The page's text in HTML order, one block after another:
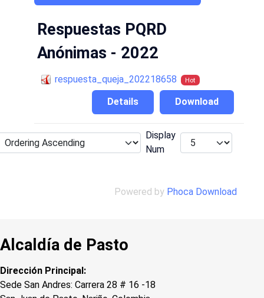
Respuestas PQRD
Anónimas - 2022
respuesta_queja_202218658 Hot
Download
Details
Display
Num
Powered by Phoca Download
Alcaldía de Pasto
Dirección Principal:
Sede San Andres: Carrera 28 # 16 -18